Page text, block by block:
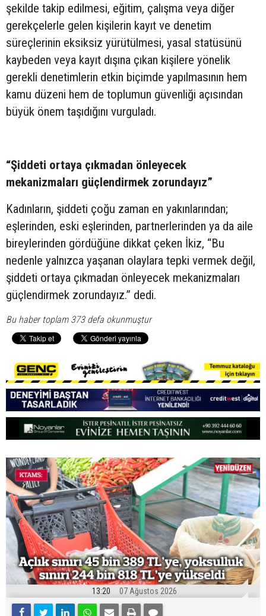
şekilde takip edilmesi, eğitim, çalışma veya diğer
gerekçelerle gelen kişilerin kayıt ve denetim
süreçlerinin eksiksiz yürütülmesi, yasal statüsünü
kaybeden veya kayıt dışına çıkan kişilere yönelik
gerekli denetimlerin etkin biçimde yapılmasının hem
kamu düzeni hem de toplumun güvenliği açısından
büyük önem taşıdığını vurguladı.
“Şiddeti ortaya çıkmadan önleyecek
mekanizmaları güçlendirmek zorundayız”
Kadınların, şiddeti çoğu zaman en yakınlarından;
eşlerinden, eski eşlerinden, partnerlerinden ya da aile
bireylerinden gördüğüne dikkat çeken İkiz, “Bu
nedenle yalnızca yaşanan olaylara tepki vermek değil,
şiddeti ortaya çıkmadan önleyecek mekanizmaları
güçlendirmek zorundayız.” dedi.
Bu haber toplam 373 defa okunmuştur
13:20 07 Ağustos 2026